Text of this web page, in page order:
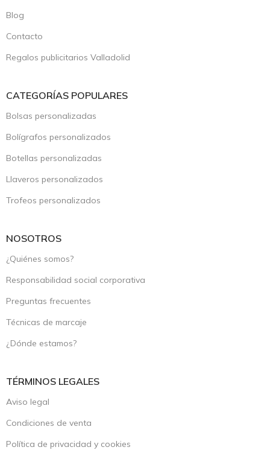
Blog
Contacto
Regalos publicitarios Valladolid
CATEGORÍAS POPULARES
Bolsas personalizadas
Bolígrafos personalizados
Botellas personalizadas
Llaveros personalizados
Trofeos personalizados
NOSOTROS
¿Quiénes somos?
Responsabilidad social corporativa
Preguntas frecuentes
Técnicas de marcaje
¿Dónde estamos?
TÉRMINOS LEGALES
Aviso legal
Condiciones de venta
Política de privacidad y cookies